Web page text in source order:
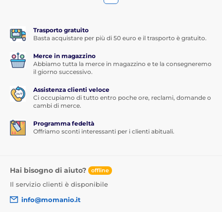
Trasporto gratuito
Basta acquistare per più di 50 euro e il trasporto è gratuito.
Merce in magazzino
Abbiamo tutta la merce in magazzino e te la consegneremo
il giorno successivo.
Assistenza clienti veloce
Ci occupiamo di tutto entro poche ore, reclami, domande o
cambi di merce.
Programma fedeltà
Offriamo sconti interessanti per i clienti abituali.
Hai bisogno di aiuto? offline
Il servizio clienti è disponibile
info@momanio.it